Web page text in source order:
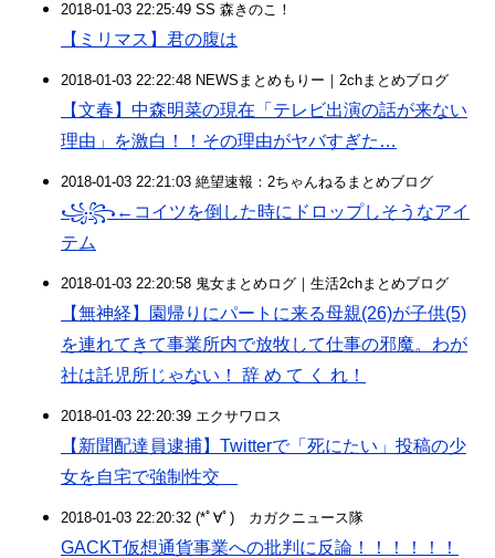
2018-01-03 22:25:49 SS 森きのこ！
【ミリマス】君の腹は
2018-01-03 22:22:48 NEWSまとめもりー｜2chまとめブログ
【文春】中森明菜の現在「テレビ出演の話が来ない
理由」を激白！！その理由がヤバすぎた…
2018-01-03 22:21:03 絶望速報：2ちゃんねるまとめブログ
‪꧁꧂←コイツを倒した時にドロップしそうなアイ
テム
2018-01-03 22:20:58 鬼女まとめログ｜生活2chまとめブログ
【無神経】園帰りにパートに来る母親(26)が子供(5)
を連れてきて事業所内で放牧して仕事の邪魔。わが
社は託児所じゃない！ 辞 め て く れ！
2018-01-03 22:20:39 エクサワロス
【新聞配達員逮捕】Twitterで「死にたい」投稿の少
女を自宅で強制性交
2018-01-03 22:20:32 (*ﾟ∀ﾟ)ゞカガクニュース隊
GACKT仮想通貨事業への批判に反論！！！！！！